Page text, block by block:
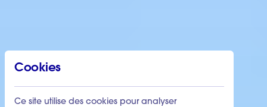
Cookies
Ce site utilise des cookies pour analyser